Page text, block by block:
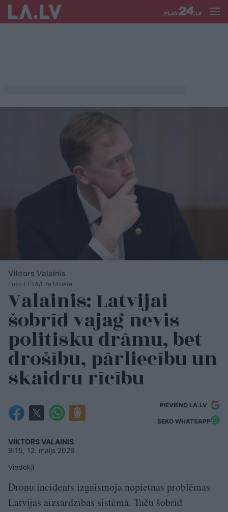
Viktors Valainis
Foto. LETA/Lita Millere
Valainis: Latvijai
šobrīd vajag nevis
politisku drāmu, bet
drošību, pārliecību un
skaidru rīcību
PIEVIENO LA.LV
SEKO WHATSAPP
VIKTORS VALAINIS
9:15, 12. maijs 2026
Viedokļi
Dronu incidents izgaismoja nopietnas problēmas
Latvijas aizsardzības sistēmā. Taču šobrīd